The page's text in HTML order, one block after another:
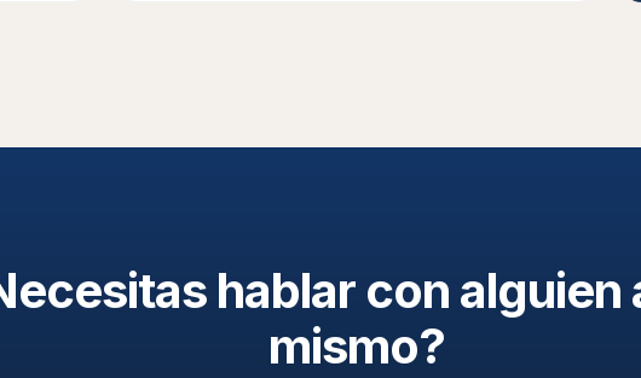
hablar con alguien
mismo?